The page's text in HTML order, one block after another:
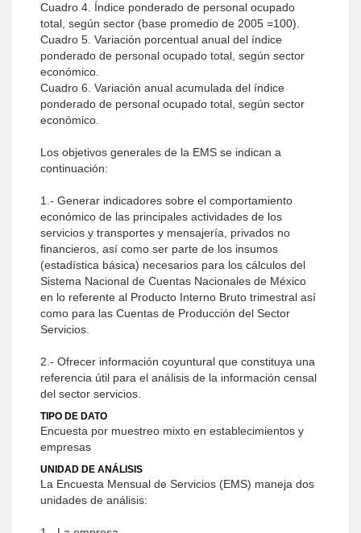
Cuadro 4. Índice ponderado de personal ocupado
total, según sector (base promedio de 2005 =100).
Cuadro 5. Variación porcentual anual del índice
ponderado de personal ocupado total, según sector
económico.
Cuadro 6. Variación anual acumulada del índice
ponderado de personal ocupado total, según sector
económico.
Los objetivos generales de la EMS se indican a
continuación:
1.- Generar indicadores sobre el comportamiento
económico de las principales actividades de los
servicios y transportes y mensajería, privados no
financieros, así como ser parte de los insumos
(estadística básica) necesarios para los cálculos del
Sistema Nacional de Cuentas Nacionales de México
en lo referente al Producto Interno Bruto trimestral así
como para las Cuentas de Producción del Sector
Servicios.
2.- Ofrecer información coyuntural que constituya una
referencia útil para el análisis de la información censal
del sector servicios.
TIPO DE DATO
Encuesta por muestreo mixto en establecimientos y
empresas
UNIDAD DE ANÁLISIS
La Encuesta Mensual de Servicios (EMS) maneja dos
unidades de análisis: